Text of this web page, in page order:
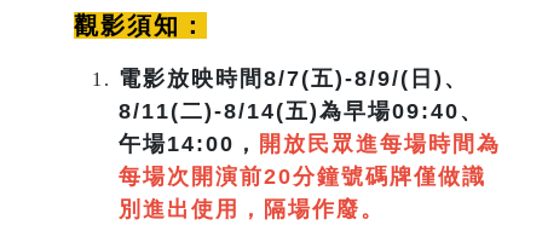
觀影須知：
電影放映時間8/7(五)-8/9/(日)、
8/11(二)-8/14(五)為早場09:40、
午場14:00， 開放民眾進每場時間為
每場次開演前20分鐘號碼牌僅做識
別進出使用，隔場作廢。